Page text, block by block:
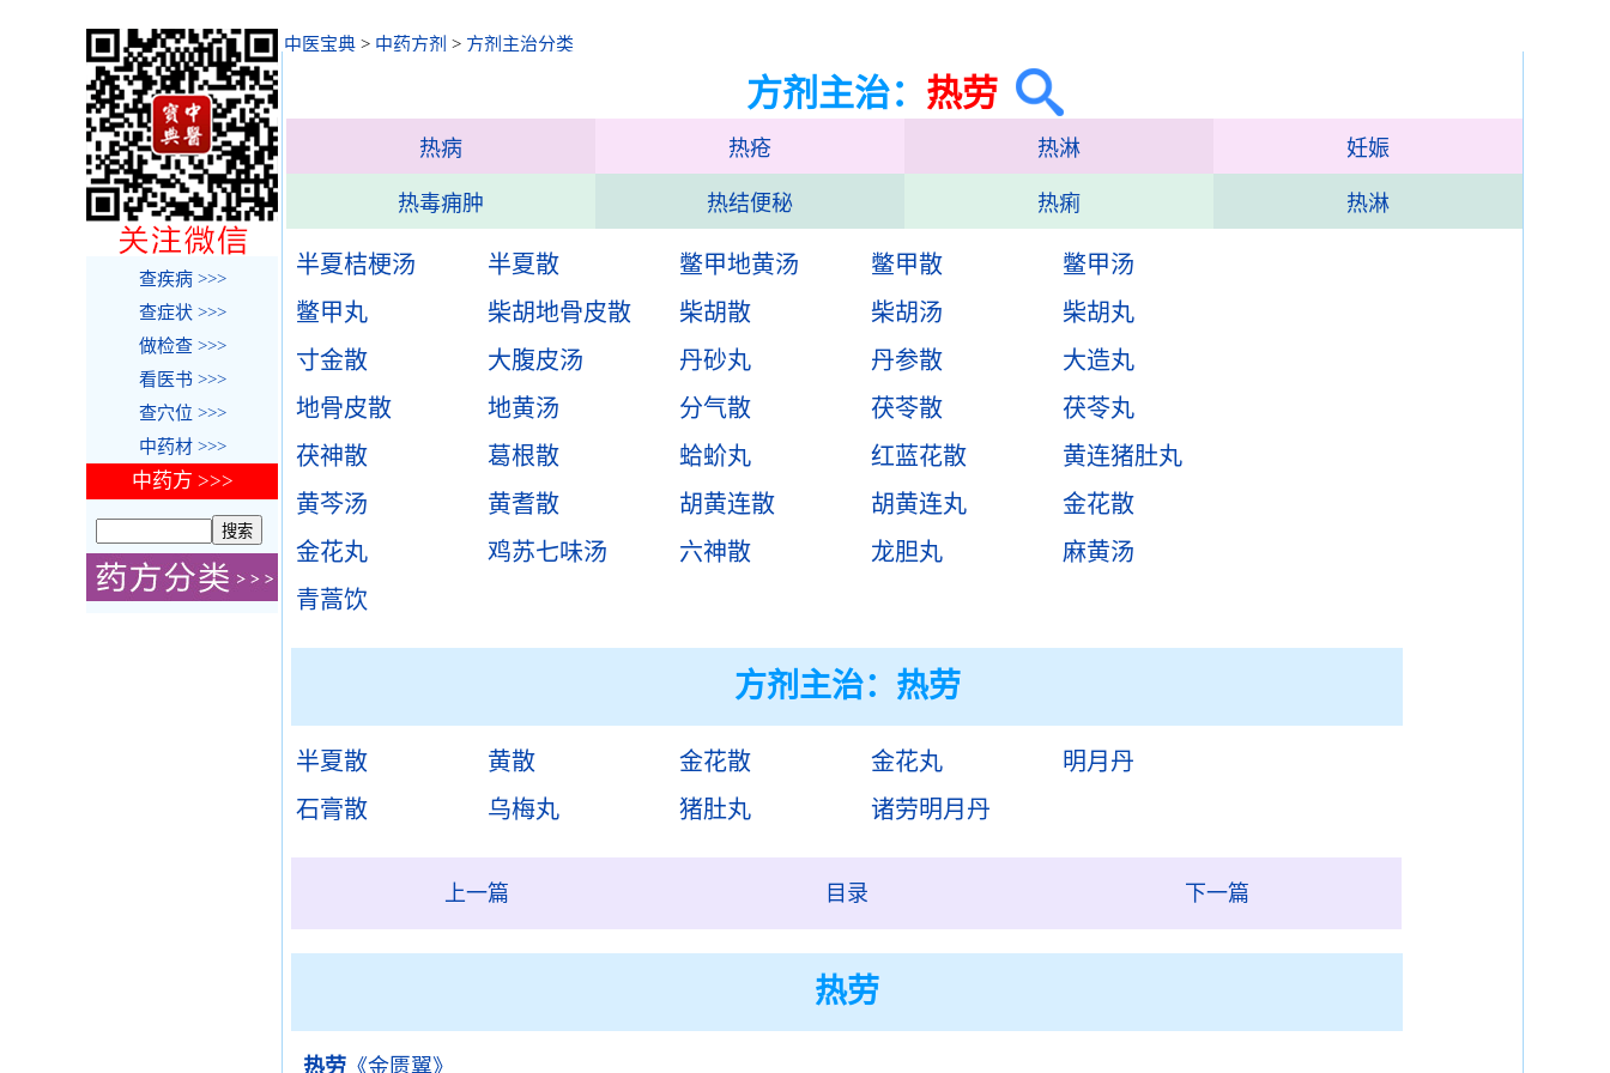
中医宝典 > 中药方剂 > 方剂主治分类
方剂主治： 热劳
热病 热疮 热淋 妊娠
热毒痈肿 热结便秘 热痢 热淋
半夏桔梗汤 半夏散 鳖甲地黄汤 鳖甲散
鳖甲汤
鳖甲丸
柴胡地骨皮散 柴胡散 柴胡汤
柴胡丸
寸金散
大腹皮汤 丹砂丸 丹参散
大造丸
地骨皮散
地黄汤 分气散 茯苓散
茯苓丸
茯神散
葛根散 蛤蚧丸 红蓝花散
黄连猪肚丸
黄芩汤
黄耆散 胡黄连散 胡黄连丸
金花散
金花丸
鸡苏七味汤 六神散 龙胆丸
麻黄汤
青蒿饮
方剂主治： 热劳
半夏散 黄散 金花散 金花丸
明月丹
石膏散
乌梅丸 猪肚丸 诸劳明月丹
上一篇 目录 下一篇
热劳
热劳 《金匮翼》
查疾病 >>>
查症状 >>>
做检查 >>>
看医书 >>>
查穴位 >>>
中药材 >>>
中药方 >>>